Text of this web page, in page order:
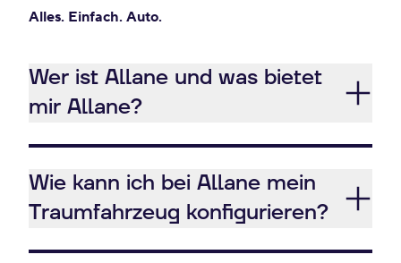
Alles. Einfach. Auto.
Wer ist Allane und was bietet
mir Allane?
Wie kann ich bei Allane mein
Traumfahrzeug konfigurieren?